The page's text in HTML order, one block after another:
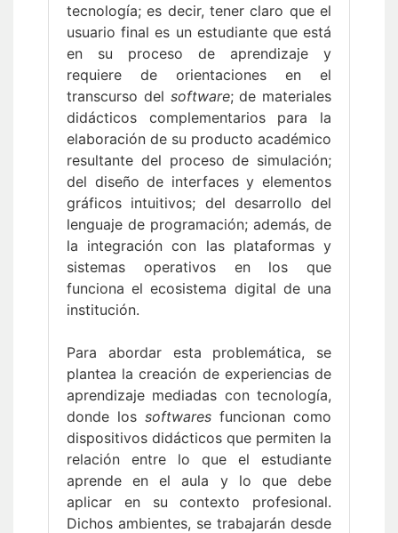
tecnología; es decir, tener claro que el
usuario final es un estudiante que está
en su proceso de aprendizaje y
requiere de orientaciones en el
transcurso del software; de materiales
didácticos complementarios para la
elaboración de su producto académico
resultante del proceso de simulación;
del diseño de interfaces y elementos
gráficos intuitivos; del desarrollo del
lenguaje de programación; además, de
la integración con las plataformas y
sistemas operativos en los que
funciona el ecosistema digital de una
institución.
Para abordar esta problemática, se
plantea la creación de experiencias de
aprendizaje mediadas con tecnología,
donde los softwares funcionan como
dispositivos didácticos que permiten la
relación entre lo que el estudiante
aprende en el aula y lo que debe
aplicar en su contexto profesional.
Dichos ambientes, se trabajarán desde